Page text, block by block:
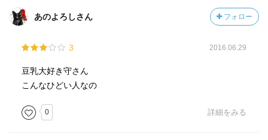
あのよろしさん フォロー
3 2016.06.29
豆乳大好き守さん
こんなひどい人なの
0 詳細をみる